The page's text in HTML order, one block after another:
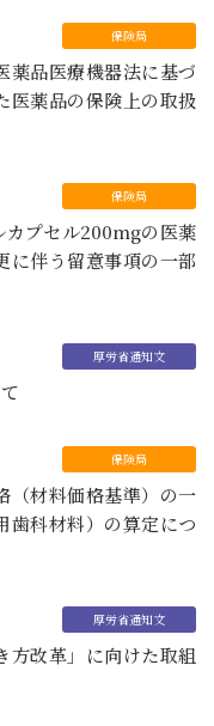
薬品医療機器法に基づ
医薬品の保険上の取扱
カプセル200mgの医薬
に伴う留意事項の一部
（材料価格基準）の一
歯科材料）の算定につ
方改革」に向けた取組